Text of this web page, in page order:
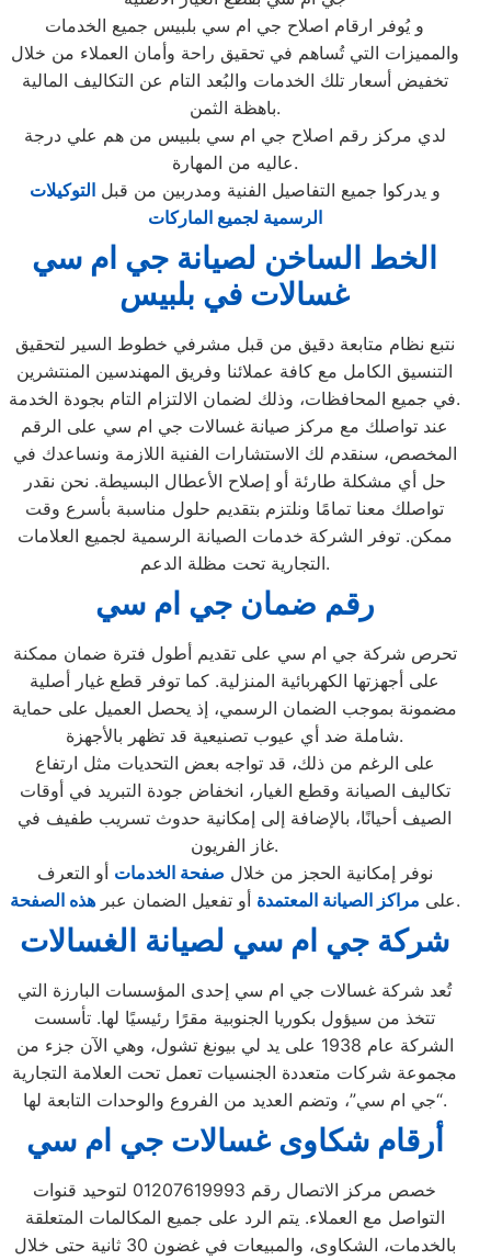
و يُوفر ارقام اصلاح جي ام سي بلبيس جميع الخدمات
والمميزات التي تُساهم في تحقيق راحة وأمان العملاء من خلال
تخفيض أسعار تلك الخدمات والبُعد التام عن التكاليف المالية
باهظة الثمن.
لدي مركز رقم اصلاح جي ام سي بلبيس من هم علي درجة
عاليه من المهارة.
و يدركوا جميع التفاصيل الفنية ومدربين من قبلالتوكيلات
الرسمية لجميع الماركات
الخط الساخن لصيانة جي ام سي
غسالات في بلبيس
نتبع نظام متابعة دقيق من قبل مشرفي خطوط السير لتحقيق
التنسيق الكامل مع كافة عملائنا وفريق المهندسين المنتشرين
في جميع المحافظات، وذلك لضمان الالتزام التام بجودة الخدمة.
عند تواصلك مع مركز صيانة غسالات جي ام سي على الرقم
المخصص، سنقدم لك الاستشارات الفنية اللازمة ونساعدك في
حل أي مشكلة طارئة أو إصلاح الأعطال البسيطة. نحن نقدر
تواصلك معنا تمامًا ونلتزم بتقديم حلول مناسبة بأسرع وقت
ممكن. توفر الشركة خدمات الصيانة الرسمية لجميع العلامات
التجارية تحت مظلة الدعم.
رقم ضمان جي ام سي
تحرص شركة جي ام سي على تقديم أطول فترة ضمان ممكنة
على أجهزتها الكهربائية المنزلية. كما توفر قطع غيار أصلية
مضمونة بموجب الضمان الرسمي، إذ يحصل العميل على حماية
شاملة ضد أي عيوب تصنيعية قد تظهر بالأجهزة.
على الرغم من ذلك، قد تواجه بعض التحديات مثل ارتفاع
تكاليف الصيانة وقطع الغيار، انخفاض جودة التبريد في أوقات
الصيف أحيانًا، بالإضافة إلى إمكانية حدوث تسريب طفيف في
غاز الفريون.
نوفر إمكانية الحجز من خلال صفحة الخدمات أو التعرف
على مراكز الصيانة المعتمدة أو تفعيل الضمان عبرهذه الصفحة .
شركة جي ام سي لصيانة الغسالات
تُعد شركة غسالات جي ام سي إحدى المؤسسات البارزة التي
تتخذ من سيؤول بكوريا الجنوبية مقرًا رئيسيًا لها. تأسست
الشركة عام 1938 على يد لي بيونغ تشول، وهي الآن جزء من
مجموعة شركات متعددة الجنسيات تعمل تحت العلامة التجارية
“جي ام سي”، وتضم العديد من الفروع والوحدات التابعة لها.
أرقام شكاوى غسالات جي ام سي
خصص مركز الاتصال رقم 01207619993 لتوحيد قنوات
التواصل مع العملاء. يتم الرد على جميع المكالمات المتعلقة
بالخدمات، الشكاوى، والمبيعات في غضون 30 ثانية حتى خلال